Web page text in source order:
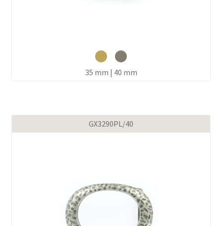
35 mm | 40 mm
GX3290PL/40